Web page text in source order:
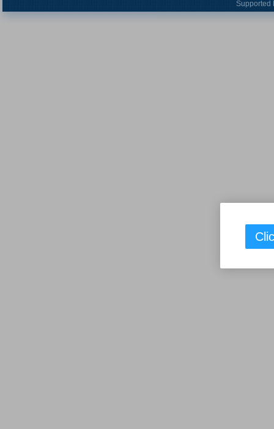
Supported